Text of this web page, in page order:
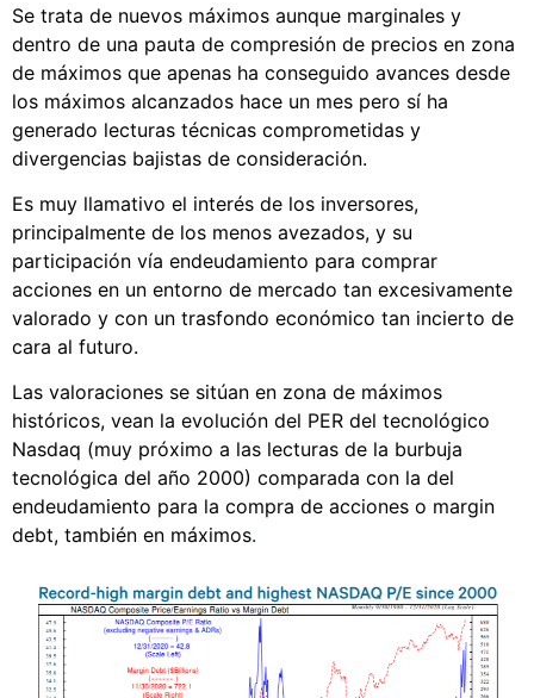
Se trata de nuevos máximos aunque marginales y
dentro de una pauta de compresión de precios en zona
de máximos que apenas ha conseguido avances desde
los máximos alcanzados hace un mes pero sí ha
generado lecturas técnicas comprometidas y
divergencias bajistas de consideración.
Es muy llamativo el interés de los inversores,
principalmente de los menos avezados, y su
participación vía endeudamiento para comprar
acciones en un entorno de mercado tan excesivamente
valorado y con un trasfondo económico tan incierto de
cara al futuro.
Las valoraciones se sitúan en zona de máximos
históricos, vean la evolución del PER del tecnológico
Nasdaq (muy próximo a las lecturas de la burbuja
tecnológica del año 2000) comparada con la del
endeudamiento para la compra de acciones o margin
debt, también en máximos.